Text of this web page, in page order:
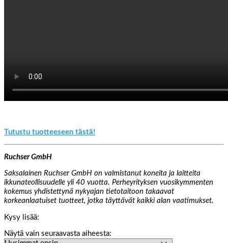
Tutustu tuotteeseen tästä!
Ruchser GmbH
Saksalainen Ruchser GmbH on valmistanut koneita ja laitteita
ikkunateollisuudelle yli 40 vuotta. Perheyrityksen vuosikymmenten
kokemus yhdistettynä nykyajan tietotaitoon takaavat
korkeanlaatuiset tuotteet, jotka täyttävät kaikki alan vaatimukset.
Kysy lisää:
Näytä vain seuraavasta aiheesta: